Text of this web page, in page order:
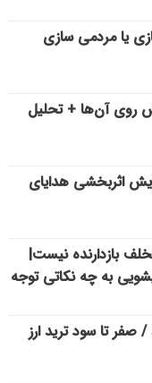
یا مردمی سازی
روی آن‌ها + تحلیل
اثربخشی هدایای
بازدارنده نیست|
به چه نکاتی توجه
تا سود ترید ارز